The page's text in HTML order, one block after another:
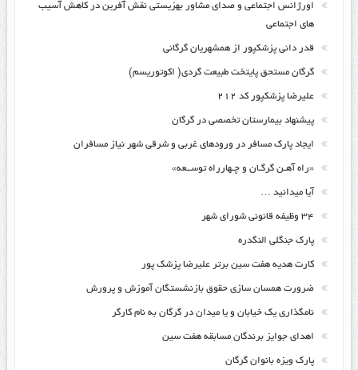
اورژانس اجتماعی و صدای مشاور بهزیستی نقش آفرین در کاهش آسیب
های اجتماعی
قدر دانی پزشکپور از همشهریان گرگانی
گرگان مستحق پایتخت طبیعت گردی( اکوتوریسم)
علیرضا پزشکپور کد ۲۱۲
پیشنهاد بیمارستان تخصصی در گرگان
ایجاد پارک مسافر در ورودهای غربی و شرقی شهر نیاز مسافران
«راه آهـن گرگـان و چـهارراه توســعه»
آیا میدانید …
۳۴ وظیفه قانونی شورای شهر
پارک جنگلی النگدره
کارت هدیه هفت سین برتر علیرضا پزشک پور
ضرورت همسان سازی حقوق بازنشستگان آموزش و پرورش
نامگذاری یک خیابان و یا میدان در گرگان به نام کارگر
اهدای جوایز برندگان مسابقه هفت سین
پارک ویزه بانوان گرگان